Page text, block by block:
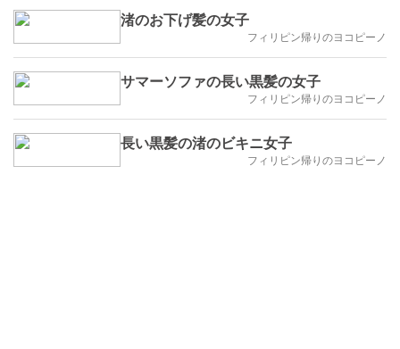
渚のお下げ髪の女子
フィリピン帰りのヨコピーノ
サマーソファの長い黒髪の女子
フィリピン帰りのヨコピーノ
長い黒髪の渚のビキニ女子
フィリピン帰りのヨコピーノ